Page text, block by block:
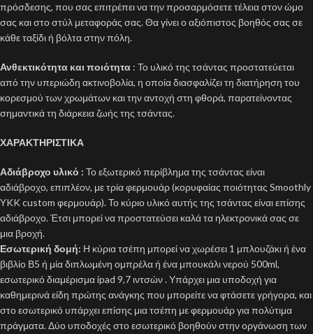
πρόσδεσης, που σας επιτρέπει να την προσαρμόσετε τέλεια στον ώμο
σας και στο στύλ μεταφοράς σας. Θα γίνει ο αξιόπιστος βοηθός σας σε
κάθε ταξίδι ή βόλτα στην πόλη.
Ανθεκτικότητα και ποιότητα : Το υλικό της τσάντας προστατεύεται
από την υπεριώδη ακτινοβολία, η οποία διασφαλίζει τη διατήρηση του
κορεσμού των χρωμάτων και την αντοχή στη φθορά, παρατείνοντας
σημαντικά τη διάρκεια ζωής της τσάντας.
ΧΑΡΑΚΤΗΡΙΣΤΙΚΑ
Αδιάβροχο υλικό : Το εξωτερικό περίβλημα της τσάντας είναι
αδιάβροχο, επιπλέον, με τρία φερμουάρ (κορυφαίας ποιότητας Smoothly
YKK custom φερμουάρ). Το κύριο υλικό αυτής της τσάντας είναι επίσης
αδιάβροχο. Έτσι μπορεί να προστατεύσει καλά τα ηλεκτρονικά σας σε
μια βροχή.
Εσωτερική δομή: Η κύρια τσέπη μπορεί να χωρέσει 1 μπλουζάκι ή ένα
βιβλίο Β5 ή μία διπλωμένη ομπρέλα ή ένα μπουκάλι νερού 500ml,
εσωτερικό διαμέρισμα ipad 9,7 ιντσών . Υπάρχει μια υποδοχή για
καθημερινά είδη πρώτης ανάγκης που μπορείτε να φτάσετε γρήγορα, και
στο εσωτερικό υπάρχει επίσης μια τσέπη με φερμουάρ για πολύτιμα
πράγματα. Δύο υποδοχές στο εσωτερικό βοηθούν στην οργάνωση των